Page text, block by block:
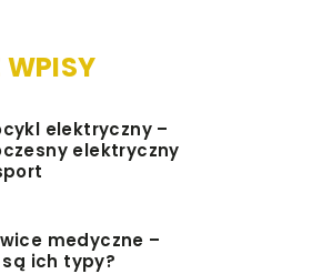
elektryczny –
elektryczny
medyczne –
ich typy?